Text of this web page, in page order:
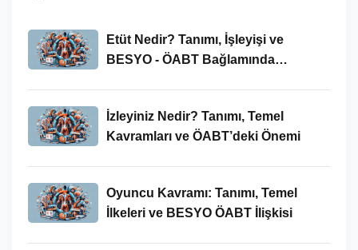
Etüt Nedir? Tanımı, İşleyişi ve
BESYO - ÖABT Bağlamında
İzleyiniz Nedir? Tanımı, Temel
Kavramları ve ÖABT’deki Önemi
Oyuncu Kavramı: Tanımı, Temel
İlkeleri ve BESYO ÖABT İlişkisi